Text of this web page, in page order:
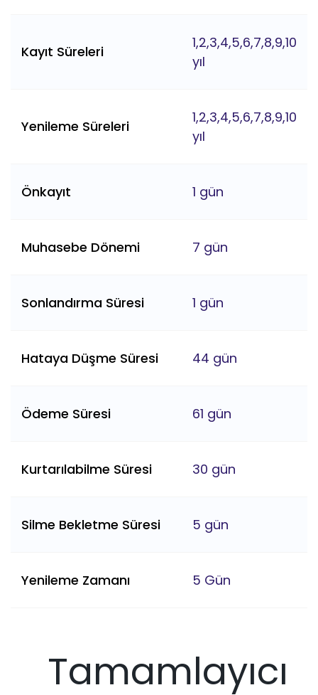
Kayıt Süreleri
1,2,3,4,5,6,7,8,9,10
yıl
Yenileme Süreleri
1,2,3,4,5,6,7,8,9,10
yıl
Önkayıt 1 gün
Muhasebe Dönemi 7 gün
Sonlandırma Süresi 1 gün
Hataya Düşme Süresi 44 gün
Ödeme Süresi 61 gün
Kurtarılabilme Süresi 30 gün
Silme Bekletme Süresi 5 gün
Yenileme Zamanı 5 Gün
Tamamlayıcı